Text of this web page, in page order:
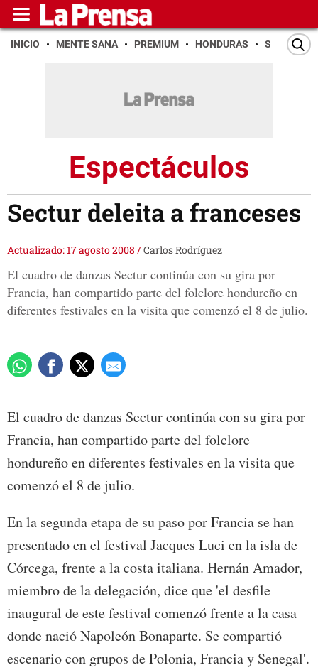
INICIO MENTE SANA PREMIUM HONDURAS SAN PEDRO
Espectáculos
Sectur deleita a franceses
Actualizado: 17 agosto 2008 /Carlos Rodríguez
El cuadro de danzas Sectur continúa con su gira por
Francia, han compartido parte del folclore hondureño en
diferentes festivales en la visita que comenzó el 8 de julio.
El cuadro de danzas Sectur continúa con su gira por
Francia, han compartido parte del folclore
hondureño en diferentes festivales en la visita que
comenzó el 8 de julio.
En la segunda etapa de su paso por Francia se han
presentado en el festival Jacques Luci en la isla de
Córcega, frente a la costa italiana. Hernán Amador,
miembro de la delegación, dice que 'el desfile
inaugural de este festival comenzó frente a la casa
donde nació Napoleón Bonaparte. Se compartió
escenario con grupos de Polonia, Francia y Senegal'.